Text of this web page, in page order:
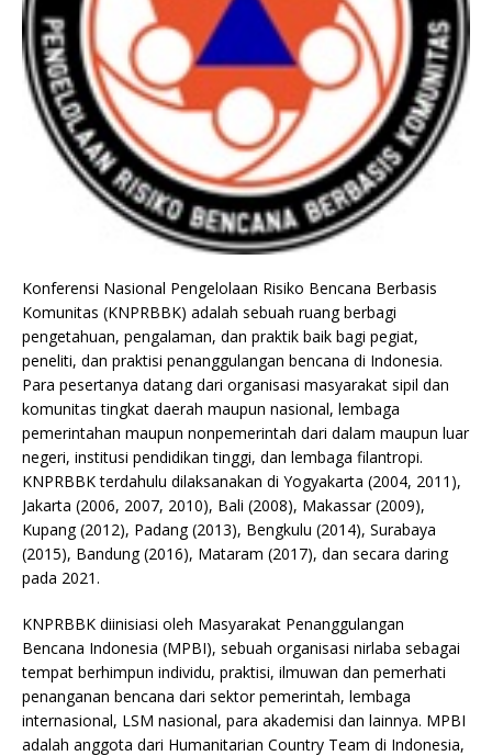
Konferensi Nasional Pengelolaan Risiko Bencana Berbasis
Komunitas (KNPRBBK) adalah sebuah ruang berbagi
pengetahuan, pengalaman, dan praktik baik bagi pegiat,
peneliti, dan praktisi penanggulangan bencana di Indonesia.
Para pesertanya datang dari organisasi masyarakat sipil dan
komunitas tingkat daerah maupun nasional, lembaga
pemerintahan maupun nonpemerintah dari dalam maupun luar
negeri, institusi pendidikan tinggi, dan lembaga filantropi.
KNPRBBK terdahulu dilaksanakan di Yogyakarta (2004, 2011),
Jakarta (2006, 2007, 2010), Bali (2008), Makassar (2009),
Kupang (2012), Padang (2013), Bengkulu (2014), Surabaya
(2015), Bandung (2016), Mataram (2017), dan secara daring
pada 2021.
KNPRBBK diinisiasi oleh Masyarakat Penanggulangan
Bencana Indonesia (MPBI), sebuah organisasi nirlaba sebagai
tempat berhimpun individu, praktisi, ilmuwan dan pemerhati
penanganan bencana dari sektor pemerintah, lembaga
internasional, LSM nasional, para akademisi dan lainnya. MPBI
adalah anggota dari Humanitarian Country Team di Indonesia,